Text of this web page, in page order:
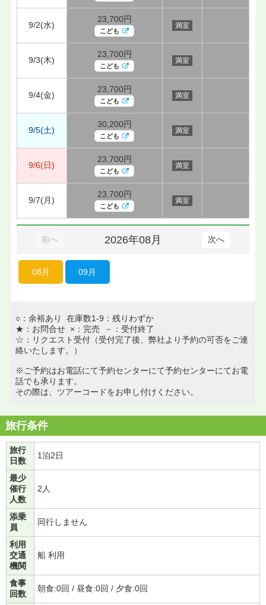
9/2(水)
23,700円
こども
満室
9/3(木)
23,700円
こども
満室
9/4(金)
23,700円
こども
満室
9/5(土)
30,200円
こども
満室
9/6(日)
23,700円
こども
満室
9/7(月)
23,700円
こども
満室
前へ 2026年08月 次へ
08月 09月
○：余裕あり 在庫数1-9：残りわずか
★：お問合せ ×：完売 －：受付終了
☆：リクエスト受付（受付完了後、弊社より予約の可否をご連
絡いたします。）
※ご予約はお電話にて予約センターにて予約センターにてお電
話でも承ります。
その際は、ツアーコードをお申し付けください。
旅行条件
旅行
日数
1泊2日
最少
催行
人数
2人
添乗
員
同行しません
利用
交通
機関
船 利用
食事
回数
朝食:0回 / 昼食:0回 / 夕食:0回